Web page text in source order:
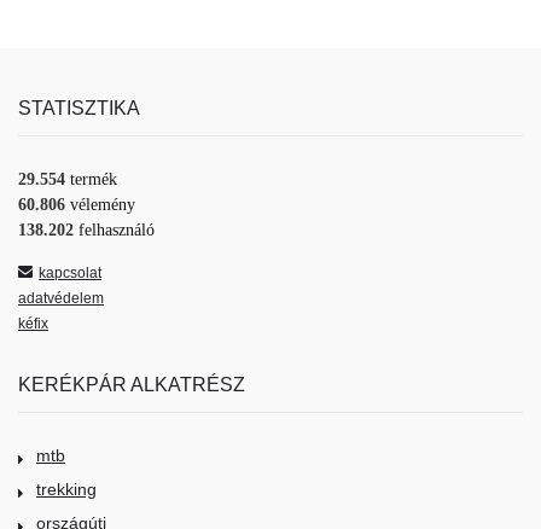
STATISZTIKA
29.554 termék
60.806 vélemény
138.202 felhasználó
kapcsolat
adatvédelem
kéfix
KERÉKPÁR ALKATRÉSZ
mtb
trekking
országúti